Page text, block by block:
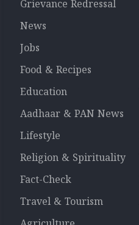
Grievance Redressal
News
Jobs
Food & Recipes
Education
Aadhaar & PAN News
Lifestyle
Religion & Spirituality
Fact-Check
Travel & Tourism